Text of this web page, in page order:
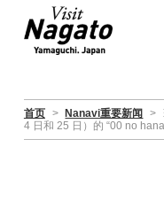
首页 > Nanavi重要新闻 >
4 日和 25 日）的 “00 no